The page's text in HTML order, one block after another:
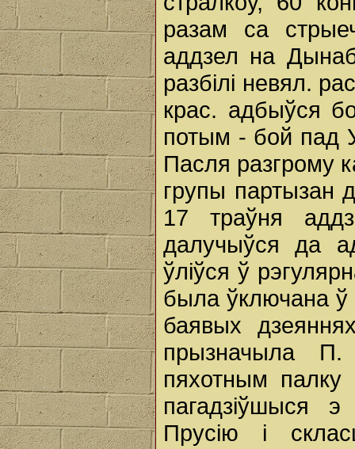
разам са
аддзел на
разбілі невял.
крас. адбыўся
потым - бой пад
Пасля разгрому
групы партызан
17 траўня
далучыўся да
ўліўся ў
была ўключана ў
баявых
прызначыла
пяхотным палку
пагадзіўшыся
Прусію і